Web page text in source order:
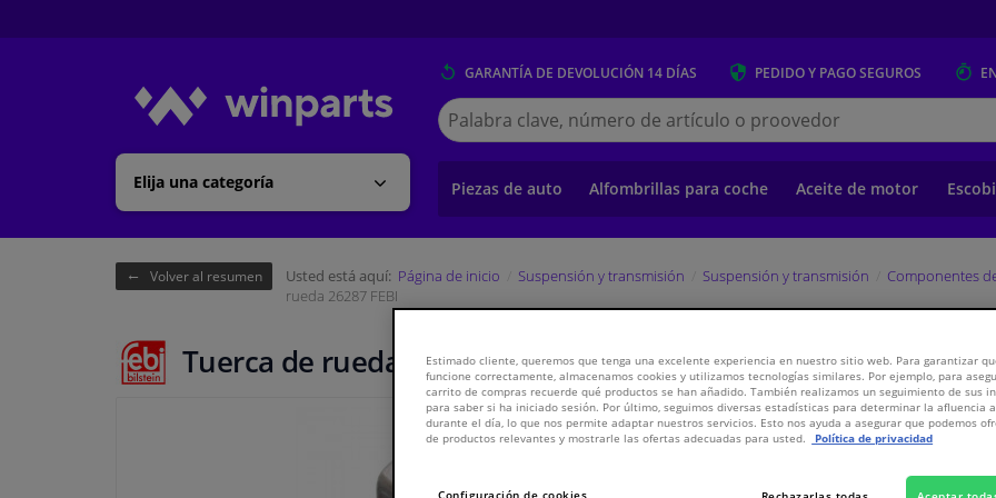
Elija una categoría
GARANTÍA DE DEVOLUCIÓN 14 DÍAS PEDIDO Y PAGOSEGUROS
Buscar
en
Winparts.es
Piezas de auto Alfombrillas para coche Aceite de motor
Volver al resumen Usted está aquí: Página de inicio Suspensión y transmisión Suspensión y transmisión Componentes
rueda 26287 FEBI
Tuerca de rueda 26287 FEBI
WINPRICE
5,07€
Estimado cliente, queremos que tenga una excelente experiencia en nuestro sitio web. Para garantizar
funcione correctamente, almacenamos cookies y utilizamos tecnologías similares. Por ejemplo, para
carrito de compras recuerde qué productos se han añadido. También realizamos un seguimiento de sus
para saber si ha iniciado sesión. Por último, seguimos diversas estadísticas para determinar la afluencia
durante el día, lo que nos permite adaptar nuestros servicios. Esto nos ayuda a asegurar que podemos
de productos relevantes y mostrarle las ofertas adecuadas para usted.
Política de privacidad